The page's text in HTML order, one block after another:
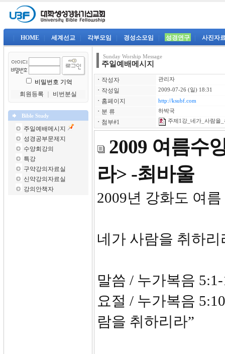
HOME 세계선교 각부모임 경성소모임 성경연구 사진자
비밀번호 기억
회원등록
비번분실
Bible Study
주일예배메시지
성경공부문제지
수양회강의
특강
구약강의자료실
신약강의자료실
강의안책자
Sunday Worship Message
주일예배메시지
ㆍ 작성자 관리자
ㆍ 작성일 2009-07-26 (일) 18:31
ㆍ 홈페이지 http://ksubf.com
ㆍ 분 류 하박국
ㆍ 첨부#1 주제1강_네가_사람을
2009 여름수
라> -최바울
2009년 강화도
네가 사람을 취하리
말씀 / 누가복음
요절 / 누가복음
람을 취하리라”